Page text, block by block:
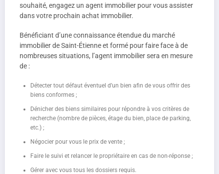
souhaité, engagez un agent immobilier pour vous assister
dans votre prochain achat immobilier.
Bénéficiant d’une connaissance étendue du marché
immobilier de Saint-Étienne et formé pour faire face à de
nombreuses situations, l’agent immobilier sera en mesure
de :
Détecter tout défaut éventuel d’un bien afin de vous offrir des
biens conformes ;
Dénicher des biens similaires pour répondre à vos critères de
recherche (nombre de pièces, étage du bien, place de parking,
etc.) ;
Négocier pour vous le prix de vente ;
Faire le suivi et relancer le propriétaire en cas de non-réponse ;
Gérer avec vous tous les dossiers requis.